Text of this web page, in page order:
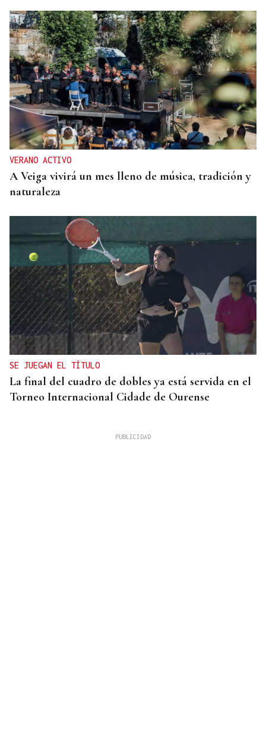
VERANO ACTIVO
A Veiga vivirá un mes lleno de música, tradición y
naturaleza
SE JUEGAN EL TÍTULO
La final del cuadro de dobles ya está servida en el
Torneo Internacional Cidade de Ourense